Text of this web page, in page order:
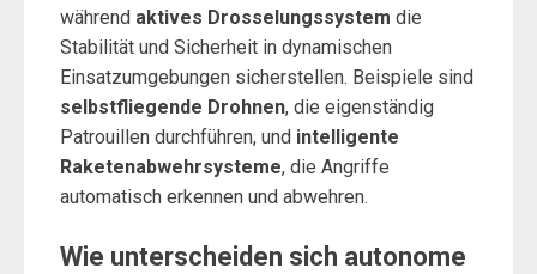
während aktives Drosselungssystem die
Stabilität und Sicherheit in dynamischen
Einsatzumgebungen sicherstellen. Beispiele sind
selbstfliegende Drohnen, die eigenständig
Patrouillen durchführen, und intelligente
Raketenabwehrsysteme, die Angriffe
automatisch erkennen und abwehren.
Wie unterscheiden sich autonome